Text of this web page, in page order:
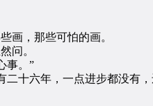
，那些可怕的画。
问。
事。”
十六年，一点进步都没有，